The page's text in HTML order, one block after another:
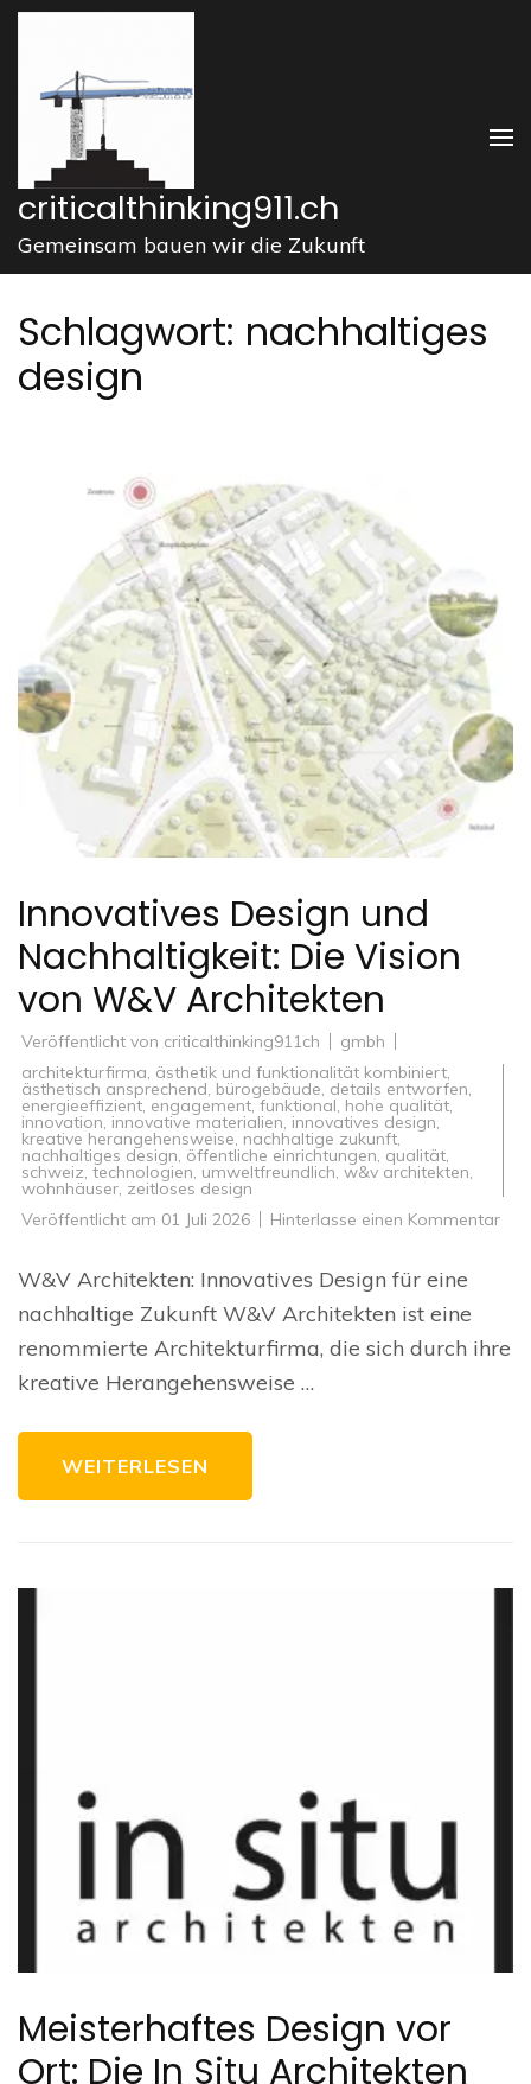
Zum
springen
drücken)
criticalthinking911.ch
Gemeinsam bauen wir die Zukunft
Schlagwort: nachhaltiges
design
Innovatives Design und
Nachhaltigkeit: Die Vision
von W&V Architekten
Veröffentlicht von criticalthinking911ch
gmbh
architekturfirma, ästhetik und funktionalität kombiniert,
ästhetisch ansprechend, bürogebäude, details entworfen,
energieeffizient, engagement,funktional, hohe qualität,
innovation, innovative materialien, innovatives design,
kreative herangehensweise, nachhaltige zukunft,
nachhaltiges design, öffentliche einrichtungen, qualität,
schweiz, technologien, umweltfreundlich, w&v architekten,
wohnhäuser, zeitloses design
Veröffentlicht am 01 Juli 2026 Hinterlasse einen Kommentarzu
W&V Architekten: Innovatives Design für eine
nachhaltige Zukunft W&V Architekten ist eine
renommierte Architekturfirma, die sich durch ihre
kreative Herangehensweise …
WEITERLESEN
Meisterhaftes Design vor
Ort: Die In Situ Architekten